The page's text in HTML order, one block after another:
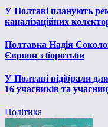
У Полтаві планують
каналізаційних
Полтавка Надія
Європи з боротьби
У Полтаві відібрали
16 учасників та
Політика